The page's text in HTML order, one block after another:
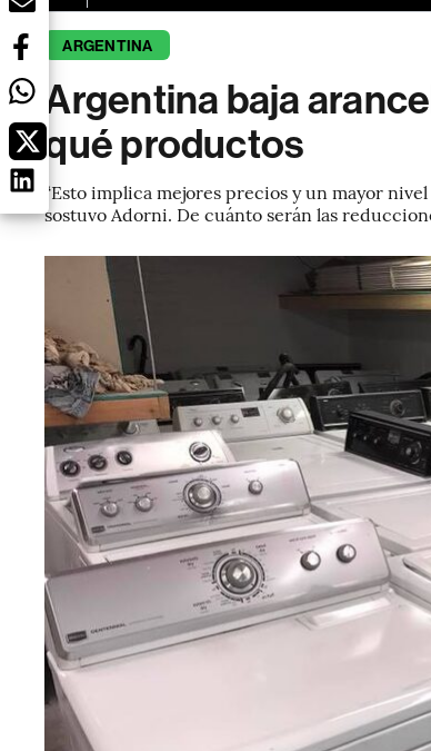
ARGENTINA
Argentina baja
qué productos
“Esto implica mejores precios y un mayor
sostuvo Adorni. De cuánto serán las